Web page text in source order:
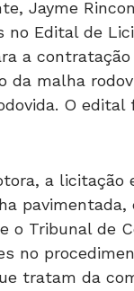
Jayme
no Edital de
a
da malha
O
a
o Tribunal de
no
tratam da